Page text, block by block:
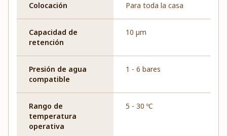
Colocación Para toda la casa
Capacidad de
retención
10 µm
Presión de agua
compatible
1 - 6 bares
Rango de
temperatura
operativa
5 - 30 ºC